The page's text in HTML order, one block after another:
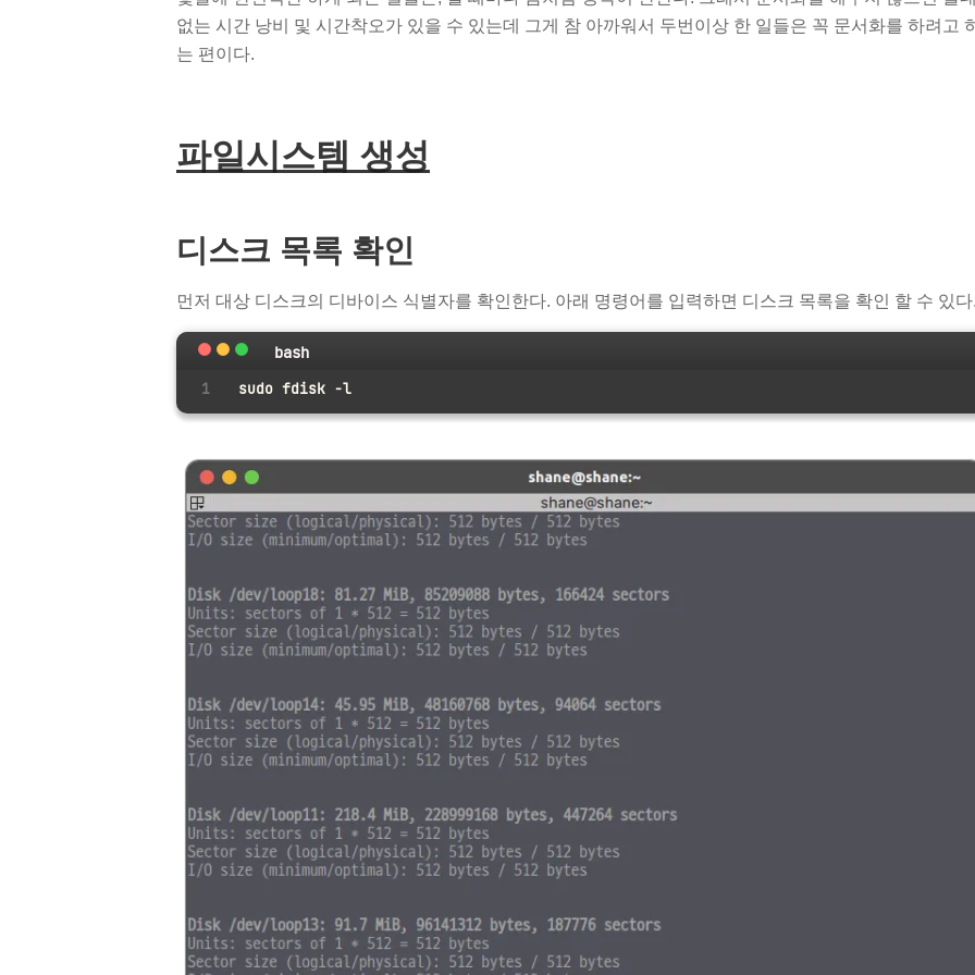
없는 시간 낭비 및 시간착오가 있을 수 있는데 그게 참 아까워서 두번이상 한 일들은 꼭 문서화를 하려고
는 편이다.
파일시스템 생성
디스크 목록 확인
먼저 대상 디스크의 디바이스 식별자를 확인한다. 아래 명령어를 입력하면 디스크 목록을 확인 할 수 있
bash
sudo fdisk -l